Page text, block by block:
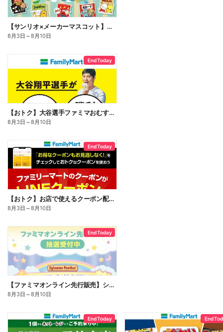
【サンリオ×メーカーマスコット】オリジナルグッズ貰える!
8月3日 ～8月10日
End Today
【おトク】大谷選手ファミマおむすび割
8月3日 ～8月10日
End Today
【おトク】お店で使えるクーポン配信中
8月3日 ～8月10日
End Today
【ファミマオンライン先行販売】シルバニアファミリー
8月3日 ～8月10日
End Today End